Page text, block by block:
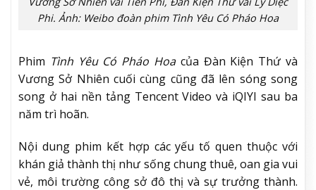
Phi. Ảnh: Weibo đoàn phim Tình Yêu Có Pháo Hoa
Phim Tình Yêu Có Pháo Hoacủa Đàn Kiện Thứ và
Vương Sở Nhiên cuối cùng cũng đã lên sóng song
song ở hai nền tảng Tencent Video và iQIYI sau ba
năm trì hoãn.
Nội dung phim kết hợp các yếu tố quen thuộc với
khán giả thành thị như sống chung thuê, oan gia vui
vẻ, môi trường công sở đô thị và sự trưởng thành.